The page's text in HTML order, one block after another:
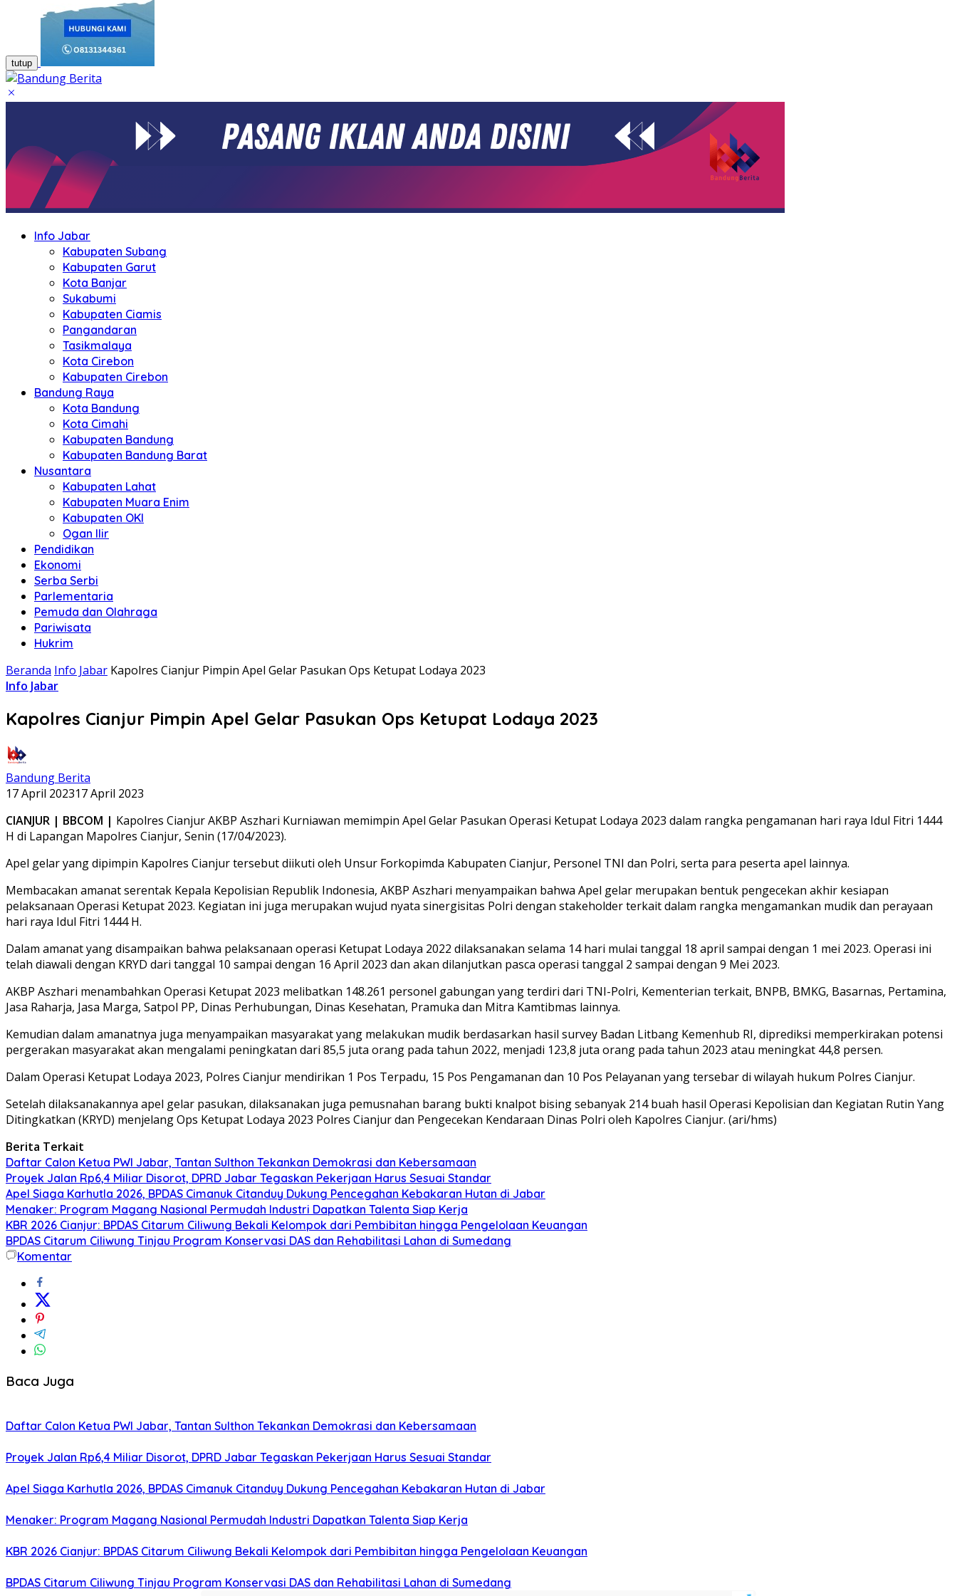
tutup
Info Jabar
Kabupaten Subang
Kabupaten Garut
Kota Banjar
Sukabumi
Kabupaten Ciamis
Pangandaran
Tasikmalaya
Kota Cirebon
Kabupaten Cirebon
Bandung Raya
Kota Bandung
Kota Cimahi
Kabupaten Bandung
Kabupaten Bandung Barat
Nusantara
Kabupaten Lahat
Kabupaten Muara Enim
Kabupaten OKI
Ogan Ilir
Pendidikan
Ekonomi
Serba Serbi
Parlementaria
Pemuda dan Olahraga
Pariwisata
Hukrim
Beranda Info Jabar Kapolres Cianjur Pimpin Apel Gelar Pasukan Ops Ketupat Lodaya 2023
Info Jabar
Kapolres Cianjur Pimpin Apel Gelar Pasukan Ops Ketupat Lodaya 2023
Bandung Berita
17 April 202317 April 2023
CIANJUR | BBCOM | Kapolres Cianjur AKBP Aszhari Kurniawan memimpin Apel Gelar Pasukan Operasi Ketupat Lodaya 2023 dalam rangka pengamanan hari raya Idul Fitri 1444
H di Lapangan Mapolres Cianjur, Senin (17/04/2023).
Apel gelar yang dipimpin Kapolres Cianjur tersebut diikuti oleh Unsur Forkopimda Kabupaten Cianjur, Personel TNI dan Polri, serta para peserta apel lainnya.
Membacakan amanat serentak Kepala Kepolisian Republik Indonesia, AKBP Aszhari menyampaikan bahwa Apel gelar merupakan bentuk pengecekan akhir kesiapan
pelaksanaan Operasi Ketupat 2023. Kegiatan ini juga merupakan wujud nyata sinergisitas Polri dengan stakeholder terkait dalam rangka mengamankan mudik dan perayaan
hari raya Idul Fitri 1444 H.
Dalam amanat yang disampaikan bahwa pelaksanaan operasi Ketupat Lodaya 2022 dilaksanakan selama 14 hari mulai tanggal 18 april sampai dengan 1 mei 2023. Operasi ini
telah diawali dengan KRYD dari tanggal 10 sampai dengan 16 April 2023 dan akan dilanjutkan pasca operasi tanggal 2 sampai dengan 9 Mei 2023.
AKBP Aszhari menambahkan Operasi Ketupat 2023 melibatkan 148.261 personel gabungan yang terdiri dari TNI-Polri, Kementerian terkait, BNPB, BMKG, Basarnas, Pertamina,
Jasa Raharja, Jasa Marga, Satpol PP, Dinas Perhubungan, Dinas Kesehatan, Pramuka dan Mitra Kamtibmas lainnya.
Kemudian dalam amanatnya juga menyampaikan masyarakat yang melakukan mudik berdasarkan hasil survey Badan Litbang Kemenhub RI, diprediksi memperkirakan potensi
pergerakan masyarakat akan mengalami peningkatan dari 85,5 juta orang pada tahun 2022, menjadi 123,8 juta orang pada tahun 2023 atau meningkat 44,8 persen.
Dalam Operasi Ketupat Lodaya 2023, Polres Cianjur mendirikan 1 Pos Terpadu, 15 Pos Pengamanan dan 10 Pos Pelayanan yang tersebar di wilayah hukum Polres Cianjur.
Setelah dilaksanakannya apel gelar pasukan, dilaksanakan juga pemusnahan barang bukti knalpot bising sebanyak 214 buah hasil Operasi Kepolisian dan Kegiatan Rutin Yang
Ditingkatkan (KRYD) menjelang Ops Ketupat Lodaya 2023 Polres Cianjur dan Pengecekan Kendaraan Dinas Polri oleh Kapolres Cianjur. (ari/hms)
Berita Terkait
Daftar Calon Ketua PWI Jabar, Tantan Sulthon Tekankan Demokrasi dan Kebersamaan
Proyek Jalan Rp6,4 Miliar Disorot, DPRD Jabar Tegaskan Pekerjaan Harus Sesuai Standar
Apel Siaga Karhutla 2026, BPDAS Cimanuk Citanduy Dukung Pencegahan Kebakaran Hutan di Jabar
Menaker: Program Magang Nasional Permudah Industri Dapatkan Talenta Siap Kerja
KBR 2026 Cianjur: BPDAS Citarum Ciliwung Bekali Kelompok dari Pembibitan hingga Pengelolaan Keuangan
BPDAS Citarum Ciliwung Tinjau Program Konservasi DAS dan Rehabilitasi Lahan di Sumedang
Komentar
Baca Juga
Daftar Calon Ketua PWI Jabar, Tantan Sulthon Tekankan Demokrasi dan Kebersamaan
Proyek Jalan Rp6,4 Miliar Disorot, DPRD Jabar Tegaskan Pekerjaan Harus Sesuai Standar
Apel Siaga Karhutla 2026, BPDAS Cimanuk Citanduy Dukung Pencegahan Kebakaran Hutan di Jabar
Menaker: Program Magang Nasional Permudah Industri Dapatkan Talenta Siap Kerja
KBR 2026 Cianjur: BPDAS Citarum Ciliwung Bekali Kelompok dari Pembibitan hingga Pengelolaan Keuangan
BPDAS Citarum Ciliwung Tinjau Program Konservasi DAS dan Rehabilitasi Lahan di Sumedang